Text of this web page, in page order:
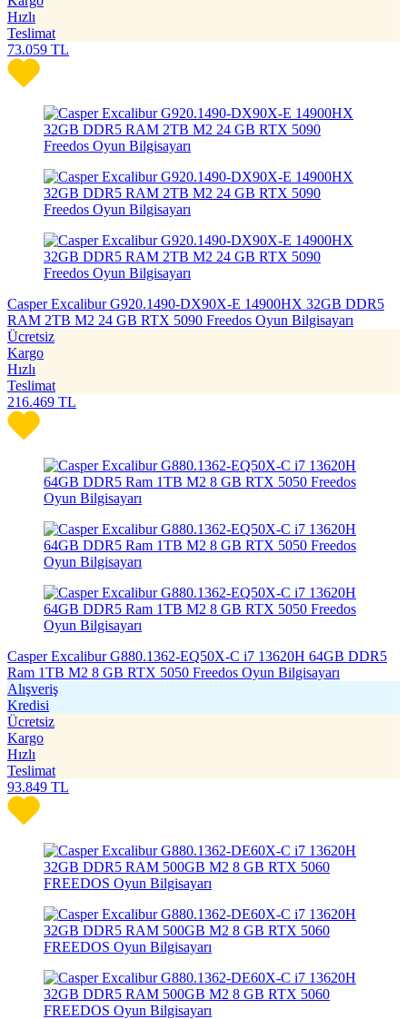
Hızlı
Teslimat
73.059 TL
Casper Excalibur G920.1490-DX90X-E 14900HX 32GB DDR5
RAM 2TB M2 24 GB RTX 5090 Freedos Oyun Bilgisayarı
Ücretsiz
Kargo
Hızlı
Teslimat
216.469 TL
Casper Excalibur G880.1362-EQ50X-C i7 13620H 64GB DDR5
Ram 1TB M2 8 GB RTX 5050 Freedos Oyun Bilgisayarı
Alışveriş
Kredisi
Ücretsiz
Kargo
Hızlı
Teslimat
93.849 TL